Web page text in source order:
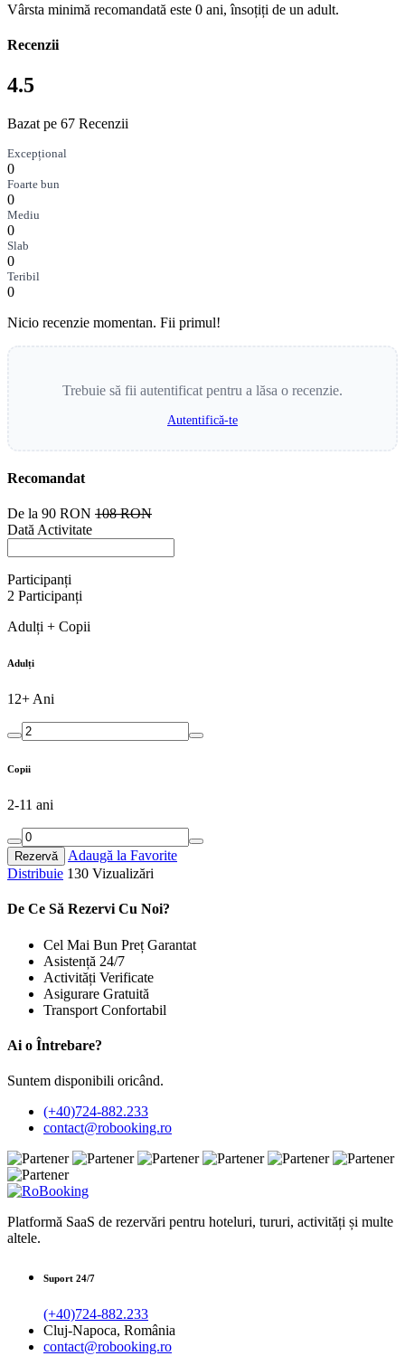
Vârsta minimă recomandată este 0 ani, însoțiți de un adult.
Recenzii
4.5
Bazat pe 67 Recenzii
Excepțional
0
Foarte bun
0
Mediu
0
Slab
0
Teribil
0
Nicio recenzie momentan. Fii primul!
Trebuie să fii autentificat pentru a lăsa o recenzie.
Autentifică-te
Recomandat
De la 90 RON 108 RON
Dată Activitate
Participanți
2 Participanți
Adulți + Copii
Adulți
12+ Ani
Copii
2-11 ani
Rezervă
Adaugă la Favorite
Distribuie 130 Vizualizări
De Ce Să Rezervi Cu Noi?
Cel Mai Bun Preț Garantat
Asistență 24/7
Activități Verificate
Asigurare Gratuită
Transport Confortabil
Ai o Întrebare?
Suntem disponibili oricând.
(+40)724-882.233
contact@robooking.ro
Platformă SaaS de rezervări pentru hoteluri, tururi, activități și multe
altele.
Suport 24/7
(+40)724-882.233
Cluj-Napoca, România
contact@robooking.ro